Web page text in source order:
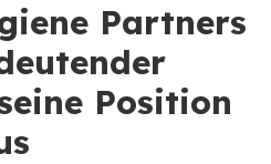
Partners
Position